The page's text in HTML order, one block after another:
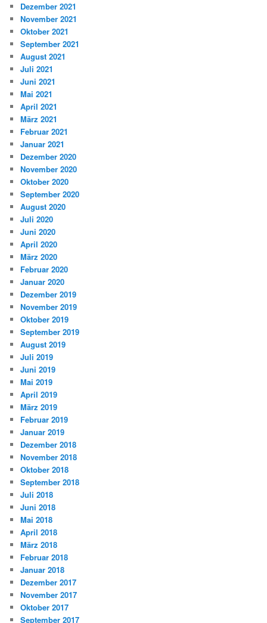
Dezember 2021
November 2021
Oktober 2021
September 2021
August 2021
Juli 2021
Juni 2021
Mai 2021
April 2021
März 2021
Februar 2021
Januar 2021
Dezember 2020
November 2020
Oktober 2020
September 2020
August 2020
Juli 2020
Juni 2020
April 2020
März 2020
Februar 2020
Januar 2020
Dezember 2019
November 2019
Oktober 2019
September 2019
August 2019
Juli 2019
Juni 2019
Mai 2019
April 2019
März 2019
Februar 2019
Januar 2019
Dezember 2018
November 2018
Oktober 2018
September 2018
Juli 2018
Juni 2018
Mai 2018
April 2018
März 2018
Februar 2018
Januar 2018
Dezember 2017
November 2017
Oktober 2017
September 2017